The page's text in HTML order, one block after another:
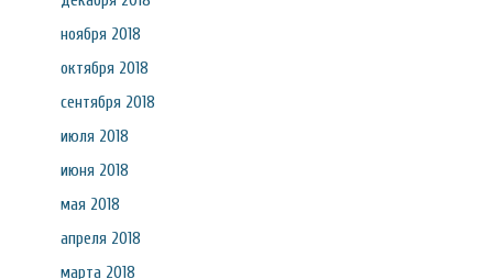
ноября 2018
октября 2018
сентября 2018
июля 2018
июня 2018
мая 2018
апреля 2018
марта 2018